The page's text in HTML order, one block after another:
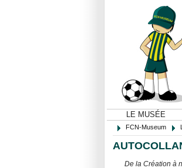
LE MUSÉE
FCN-Museum
De la Création à